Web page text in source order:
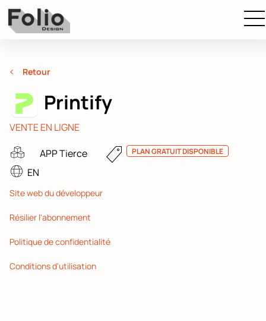
Retour
Printify
VENTE EN LIGNE
APP Tierce
PLAN GRATUIT DISPONIBLE
EN
Site web du développeur
Résilier l'abonnement
Politique de confidentialité
Conditions d'utilisation